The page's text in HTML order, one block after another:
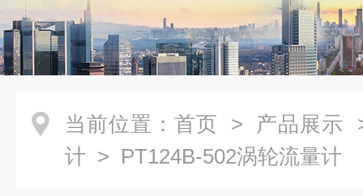
当前位置： 首页 > 产品展示
计 > PT124B-502涡轮流量计